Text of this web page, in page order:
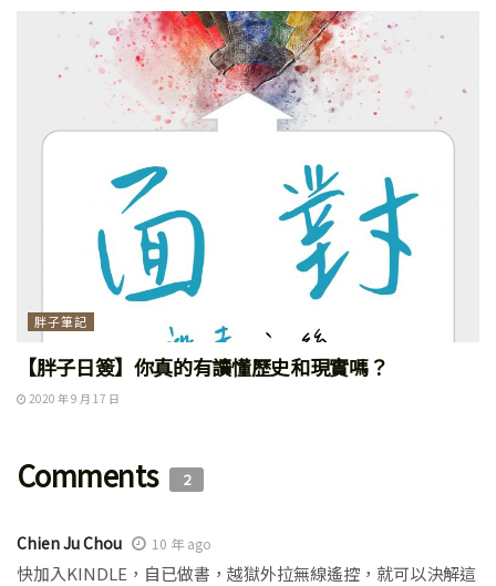
胖子筆記
【胖子日簽】你真的有讀懂歷史和現實嗎？
2020 年 9 月 17 日
Comments 2
Chien Ju Chou 10 年 ago
快加入KINDLE，自已做書，越獄外拉無線遙控，就可以決解這